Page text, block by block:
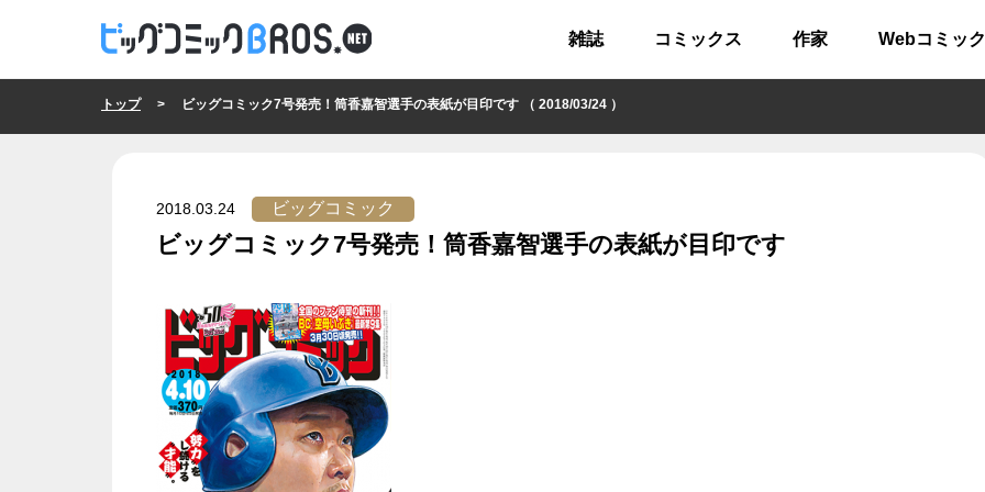
雑誌 コミックス 作家 Webコミッ
トップ> ビッグコミック7号発売！筒香嘉智選手の表紙が目印です （ 2018/03/24 ）
ビッグコミック
2018.03.24
ビッグコミック7号発売！筒香嘉智選手の表紙が目印です